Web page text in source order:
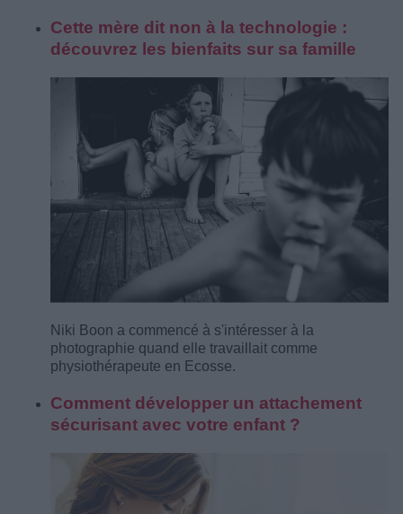
Cette mère dit non à la technologie :
découvrez les bienfaits sur sa famille
Niki Boon a commencé à s'intéresser à la
photographie quand elle travaillait comme
physiothérapeute en Ecosse.
Comment développer un attachement
sécurisant avec votre enfant ?